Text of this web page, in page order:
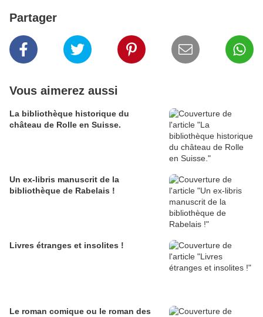
Partager
Vous aimerez aussi
La bibliothèque historique du
château de Rolle en Suisse.
Un ex-libris manuscrit de la
bibliothèque de Rabelais !
Livres étranges et insolites !
Le roman comique ou le roman des